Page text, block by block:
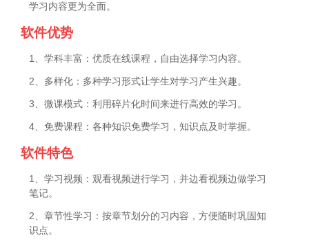
学习内容更为全面。
软件优势
1、学科丰富：优质在线课程，自由选择学习内容。
2、多样化：多种学习形式让学生对学习产生兴趣。
3、微课模式：利用碎片化时间来进行高效的学习。
4、免费课程：各种知识免费学习，知识点及时掌握。
软件特色
1、学习视频：观看视频进行学习，并边看视频边做学习
笔记。
2、章节性学习：按章节划分的习内容，方便随时巩固知
识点。